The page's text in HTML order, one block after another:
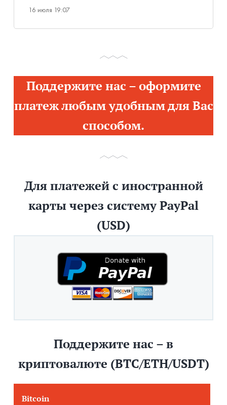
16 июля 19:07
Поддержите нас – оформите
платеж любым удобным для Вас
способом.
Для платежей с иностранной
карты через систему PayPal
(USD)
Поддержите нас – в
криптовалюте (BTC/ETH/USDT)
Bitcoin